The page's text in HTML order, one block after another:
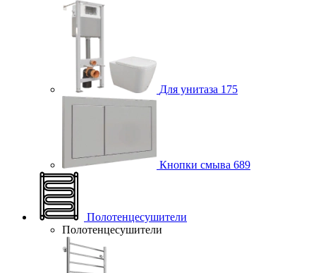
Для унитаза 175
Кнопки смыва 689
Полотенцесушители
Полотенцесушители